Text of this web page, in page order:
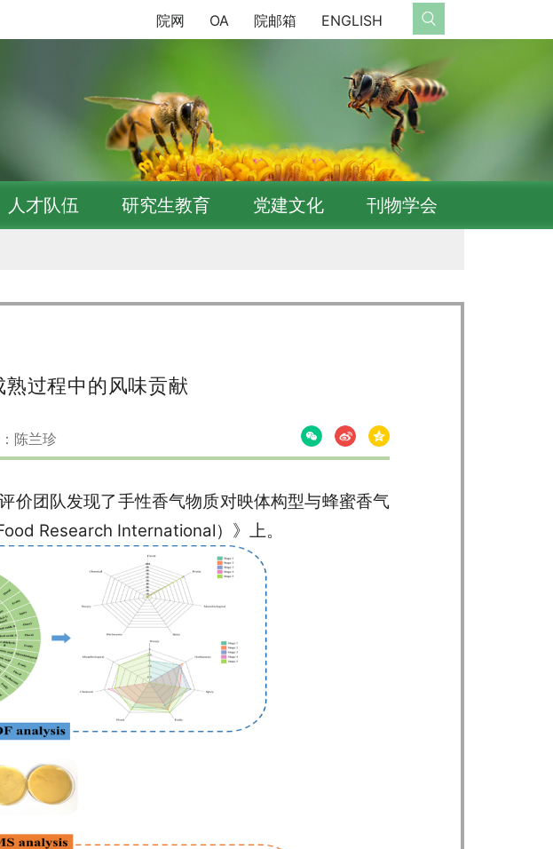
院网 OA 院邮箱 ENGLISH
人才队伍 研究生教育 党建文化 刊物学会
过程中的风味贡献
陈兰珍
价团队发现了手性香气物质对映体构型与蜂蜜香气
Research International）》上。